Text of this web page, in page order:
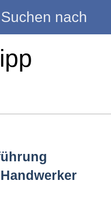
Suchen nach